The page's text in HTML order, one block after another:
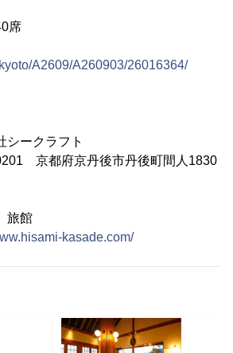
A2609/A260903/26016364/
ークラフト
京都府京丹後市丹後町間人1830
旅館
kasade.com/